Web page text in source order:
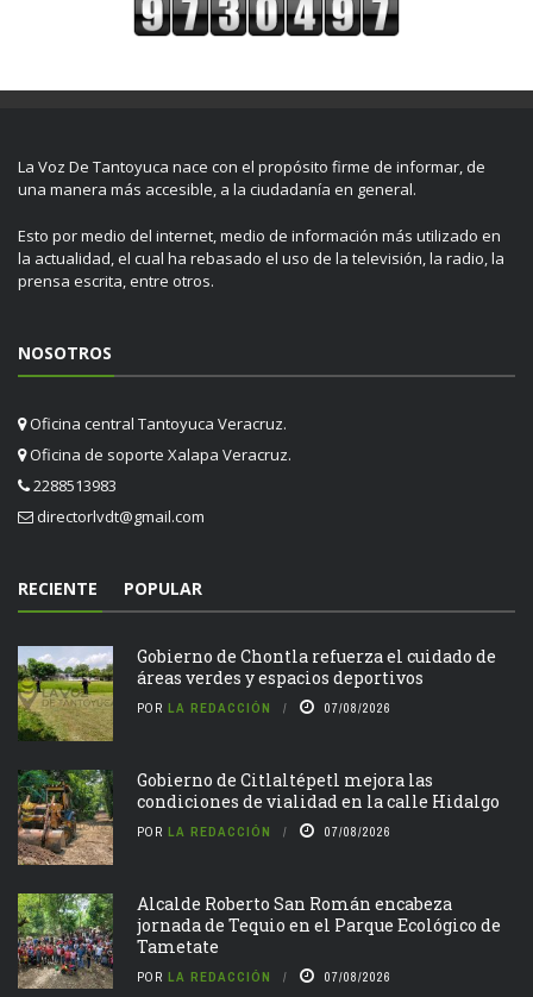
La Voz De Tantoyuca nace con el propósito firme de informar, de
una manera más accesible, a la ciudadanía en general.
Esto por medio del internet, medio de información más utilizado en
la actualidad, el cual ha rebasado el uso de la televisión, la radio, la
prensa escrita, entre otros.
NOSOTROS
Oficina central Tantoyuca Veracruz.
Oficina de soporte Xalapa Veracruz.
2288513983
directorlvdt@gmail.com
RECIENTE POPULAR
Gobierno de Chontla refuerza el cuidado de
áreas verdes y espacios deportivos
POR LA REDACCIÓN 07/08/2026
Gobierno de Citlaltépetl mejora las
condiciones de vialidad en la calle Hidalgo
POR LA REDACCIÓN 07/08/2026
Alcalde Roberto San Román encabeza
jornada de Tequio en el Parque Ecológico de
Tametate
POR LA REDACCIÓN 07/08/2026